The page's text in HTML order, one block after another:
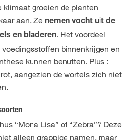
klimaat groeien de planten
aan. Ze nemen vocht uit de
en bladeren. Het voordeel
binnenkrijgen en
kunnen benutten. Plus :
aangezien de wortels zich niet
“Mona Lisa” of “Zebra”? Deze
alleen grappige namen, maar